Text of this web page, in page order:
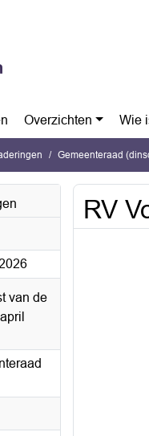
Overzichten Wie
Gemeenteraad
van de
RV